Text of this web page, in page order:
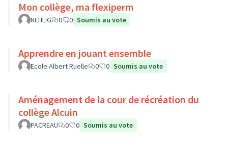
Mon collège, ma flexiperm
NEHLIG 0 0 Soumis au vote
Apprendre en jouant ensemble
Ecole Albert Ruelle 0 0 Soumis au vote
Aménagement de la cour de récréation du
collège Alcuin
PACREAU 0 0 Soumis au vote